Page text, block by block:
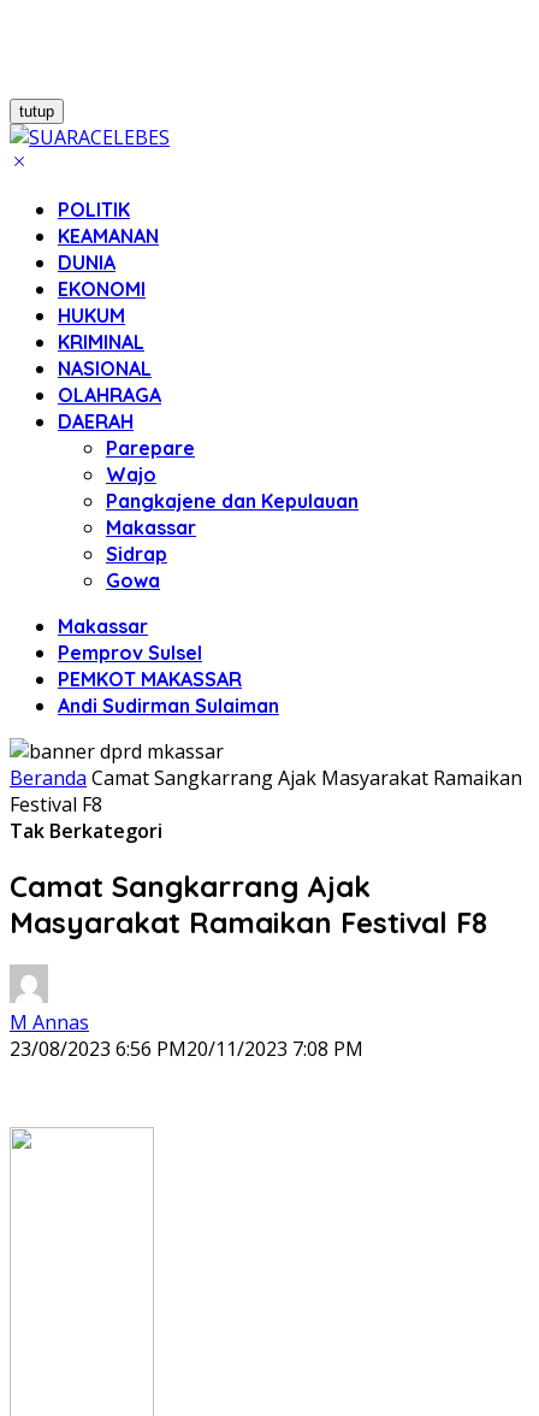
tutup
POLITIK
KEAMANAN
DUNIA
EKONOMI
HUKUM
KRIMINAL
NASIONAL
OLAHRAGA
DAERAH
Parepare
Wajo
Pangkajene dan Kepulauan
Makassar
Sidrap
Gowa
Makassar
Pemprov Sulsel
PEMKOT MAKASSAR
Andi Sudirman Sulaiman
Beranda Camat Sangkarrang Ajak Masyarakat Ramaikan
Festival F8
Tak Berkategori
Camat Sangkarrang Ajak
Masyarakat Ramaikan Festival F8
M Annas
23/08/2023 6:56 PM20/11/2023 7:08 PM